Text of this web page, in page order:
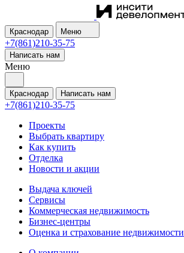
Краснодар Меню
+7(861)210-35-75
Написать нам
Меню
Краснодар Написать нам
+7(861)210-35-75
Проекты
Выбрать квартиру
Как купить
Отделка
Новости и акции
Выдача ключей
Сервисы
Коммерческая недвижимость
Бизнес-центры
Оценка и страхование недвижимости